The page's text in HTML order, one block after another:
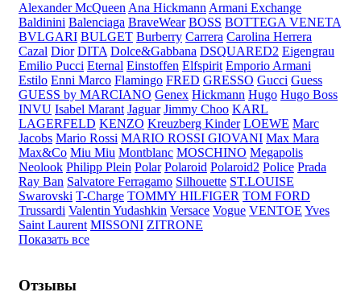
Alexander McQueen Ana Hickmann Armani Exchange
Baldinini Balenciaga BraveWear BOSS BOTTEGA VENETA
BVLGARI BULGET Burberry Carrera Carolina Herrera
Cazal Dior DITA Dolce&Gabbana DSQUARED2 Eigengrau
Emilio Pucci Eternal Einstoffen Elfspirit Emporio Armani
Estilo Enni Marco Flamingo FRED GRESSO Gucci Guess
GUESS by MARCIANO Genex Hickmann Hugo Hugo Boss
INVU Isabel Marant Jaguar Jimmy Choo KARL
LAGERFELD KENZO Kreuzberg Kinder LOEWE Marc
Jacobs Mario Rossi MARIO ROSSI GIOVANI Max Mara
Max&Co Miu Miu Montblanc MOSCHINO Megapolis
Neolook Philipp Plein Polar Polaroid Polaroid2 Police Prada
Ray Ban Salvatore Ferragamo Silhouette ST.LOUISE
Swarovski T-Charge TOMMY HILFIGER TOM FORD
Trussardi Valentin Yudashkin Versace Vogue VENTOE Yves
Saint Laurent MISSONI ZITRONE
Показать все
Отзывы